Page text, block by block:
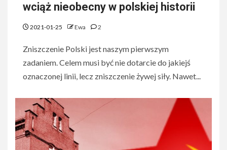
wciąż nieobecny w polskiej historii
2021-01-25 Ewa 2
Zniszczenie Polski jest naszym pierwszym
zadaniem. Celem musi być nie dotarcie do jakiejś
oznaczonej linii, lecz zniszczenie żywej siły. Nawet...